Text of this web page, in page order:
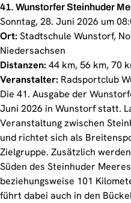
41. Wunstorfer Steinhuder
Sonntag, 28. Juni 2026 um
Ort: Stadtschule Wunstorf,
Niedersachsen
Distanzen: 44 km, 56 km, 70
Veranstalter: Radsportclub
Die 41. Ausgabe der
Juni 2026 in Wunstorf statt.
Veranstaltung zwischen
und richtet sich als
Zielgruppe. Zusätzlich
Süden des Steinhuder
beziehungsweise 101
führt dabei auch in den